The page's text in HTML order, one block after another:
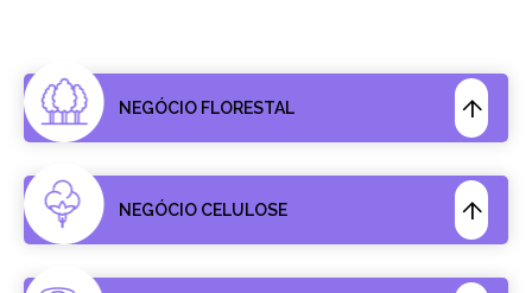
NEGÓCIO FLORESTAL
NEGÓCIO CELULOSE